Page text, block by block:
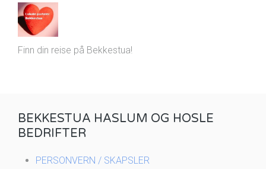
Finn din reise på Bekkestua!
BEKKESTUA HASLUM OG HOSLE
BEDRIFTER
PERSONVERN / SKAPSLER